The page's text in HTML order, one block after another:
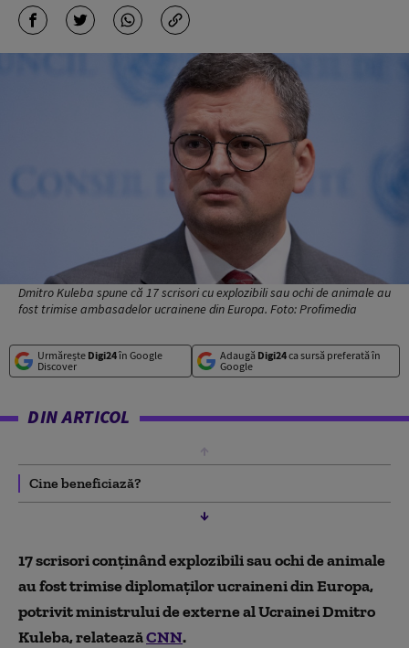
Dmitro Kuleba spune că 17 scrisori cu explozibili sau ochi de animale au
fost trimise ambasadelor ucrainene din Europa. Foto: Profimedia
Urmărește Digi24în Google
Discover
Adaugă Digi24ca sursă preferată în
Google
DIN ARTICOL
Cine beneficiază?
17 scrisori conținând explozibili sau ochi de animale
au fost trimise diplomaților ucraineni din Europa,
potrivit ministrului de externe al Ucrainei Dmitro
Kuleba, relateazăCNN.